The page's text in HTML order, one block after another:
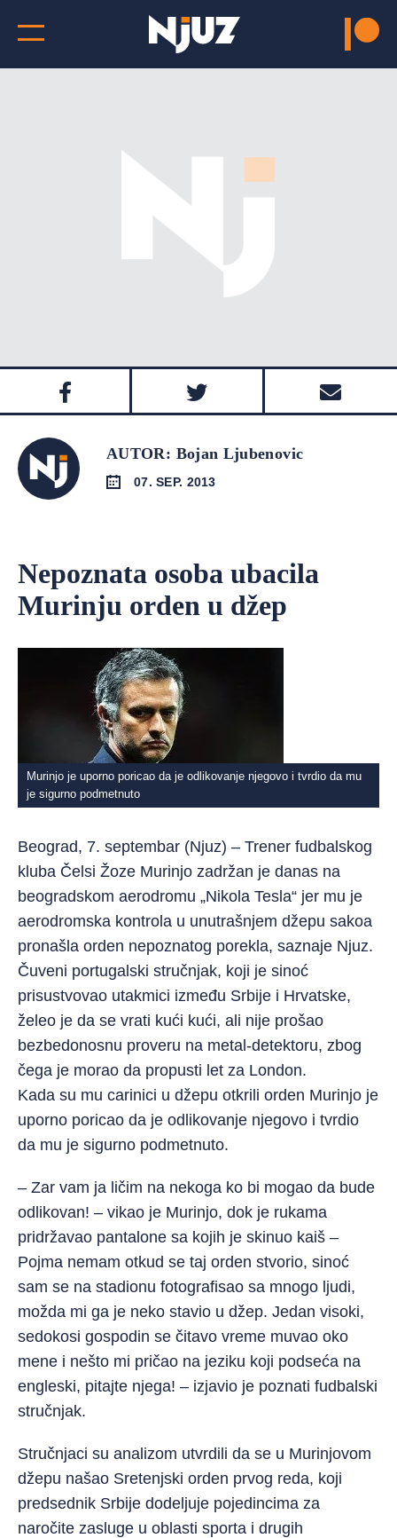
AUTOR: Bojan Ljubenovic
07. SEP. 2013
Nepoznata osoba ubacila
Murinju orden u džep
Murinjo je uporno poricao da je odlikovanje njegovo i tvrdio da mu
je sigurno podmetnuto
Beograd, 7. septembar (Njuz) – Trener fudbalskog
kluba Čelsi Žoze Murinjo zadržan je danas na
beogradskom aerodromu „Nikola Tesla“ jer mu je
aerodromska kontrola u unutrašnjem džepu sakoa
pronašla orden nepoznatog porekla, saznaje Njuz.
Čuveni portugalski stručnjak, koji je sinoć
prisustvovao utakmici između Srbije i Hrvatske,
želeo je da se vrati kući kući, ali nije prošao
bezbedonosnu proveru na metal-detektoru, zbog
čega je morao da propusti let za London.
Kada su mu carinici u džepu otkrili orden Murinjo je
uporno poricao da je odlikovanje njegovo i tvrdio
da mu je sigurno podmetnuto.
– Zar vam ja ličim na nekoga ko bi mogao da bude
odlikovan! – vikao je Murinjo, dok je rukama
pridržavao pantalone sa kojih je skinuo kaiš –
Pojma nemam otkud se taj orden stvorio, sinoć
sam se na stadionu fotografisao sa mnogo ljudi,
možda mi ga je neko stavio u džep. Jedan visoki,
sedokosi gospodin se čitavo vreme muvao oko
mene i nešto mi pričao na jeziku koji podseća na
engleski, pitajte njega! – izjavio je poznati fudbalski
stručnjak.
Stručnjaci su analizom utvrdili da se u Murinjovom
džepu našao Sretenjski orden prvog reda, koji
predsednik Srbije dodeljuje pojedincima za
naročite zasluge u oblasti sporta i drugih